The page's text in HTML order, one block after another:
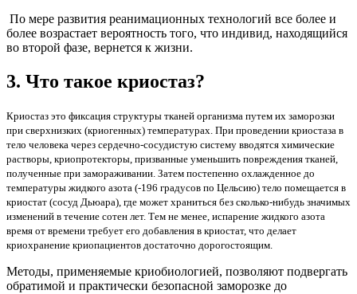
По мере развития реанимационных технологий все более и
более возрастает вероятность того, что индивид, находящийся
во второй фазе, вернется к жизни.
3. Что такое криостаз?
Криостаз это фиксация структуры тканей организма путем их заморозки
при сверхнизких (криогенных) температурах. При проведении криостаза в
тело человека через сердечно-сосудистую систему вводятся химические
растворы, криопротекторы, призванные уменьшить повреждения тканей,
полученные при замораживании. Затем постепенно охлажденное до
температуры жидкого азота (-196 градусов по Цельсию) тело помещается в
криостат (сосуд Дьюара), где может храниться без сколько-нибудь значимых
изменений в течение сотен лет. Тем не менее, испарение жидкого азота
время от времени требует его добавления в криостат, что делает
криохранение криопациентов достаточно дорогостоящим.
Методы, применяемые криобиологией, позволяют подвергать
обратимой и практически безопасной заморозке до